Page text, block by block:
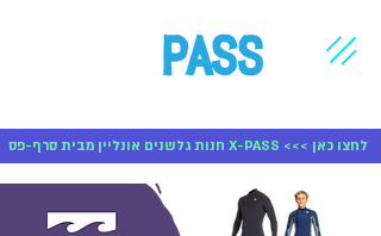
חנות גלשנים אונליין מבית סרף-פס X-PASS <<< לחצו כאן